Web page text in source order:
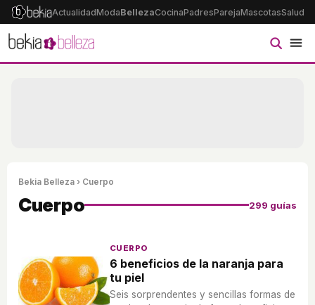
ActualidadModaBellezaCocinaPadresParejaMascotasSalud
Bekia Belleza › Cuerpo
Cuerpo 299 guías
CUERPO
6 beneficios de la naranja para
tu piel
Seis sorprendentes y sencillas formas de